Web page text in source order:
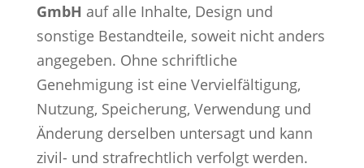
GmbH auf alle Inhalte, Design und
sonstige Bestandteile, soweit nicht anders
angegeben. Ohne schriftliche
Genehmigung ist eine Vervielfältigung,
Nutzung, Speicherung, Verwendung und
Änderung derselben untersagt und kann
zivil- und strafrechtlich verfolgt werden.